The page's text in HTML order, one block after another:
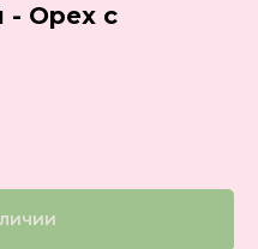
- Орех с